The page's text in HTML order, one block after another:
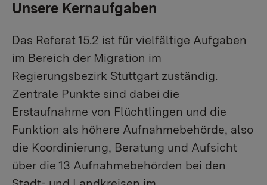
Unsere Kernaufgaben
Das Referat 15.2 ist für vielfältige Aufgaben
im Bereich der Migration im
Regierungsbezirk Stuttgart zuständig.
Zentrale Punkte sind dabei die
Erstaufnahme von Flüchtlingen und die
Funktion als höhere Aufnahmebehörde, also
die Koordinierung, Beratung und Aufsicht
über die 13 Aufnahmebehörden bei den